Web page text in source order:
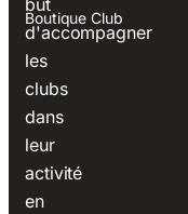
but
d'accompagner
les
clubs
dans
leur
activité
en
Boutique Club